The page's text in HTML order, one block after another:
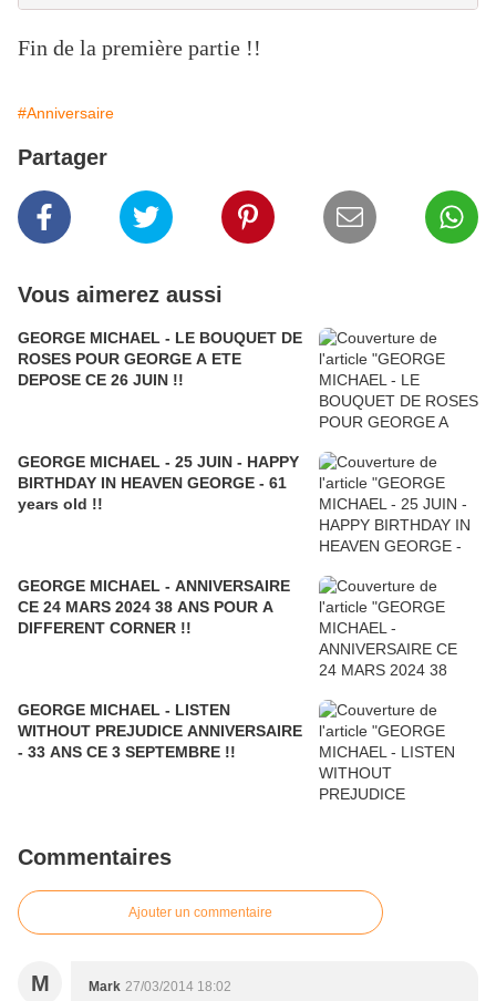
Fin de la première partie !!
#Anniversaire
Partager
Vous aimerez aussi
GEORGE MICHAEL - LE BOUQUET DE
ROSES POUR GEORGE A ETE
DEPOSE CE 26 JUIN !!
GEORGE MICHAEL - 25 JUIN - HAPPY
BIRTHDAY IN HEAVEN GEORGE - 61
years old !!
GEORGE MICHAEL - ANNIVERSAIRE
CE 24 MARS 2024 38 ANS POUR A
DIFFERENT CORNER !!
GEORGE MICHAEL - LISTEN
WITHOUT PREJUDICE ANNIVERSAIRE
- 33 ANS CE 3 SEPTEMBRE !!
Commentaires
Ajouter un commentaire
M Mark 27/03/2014 18:02